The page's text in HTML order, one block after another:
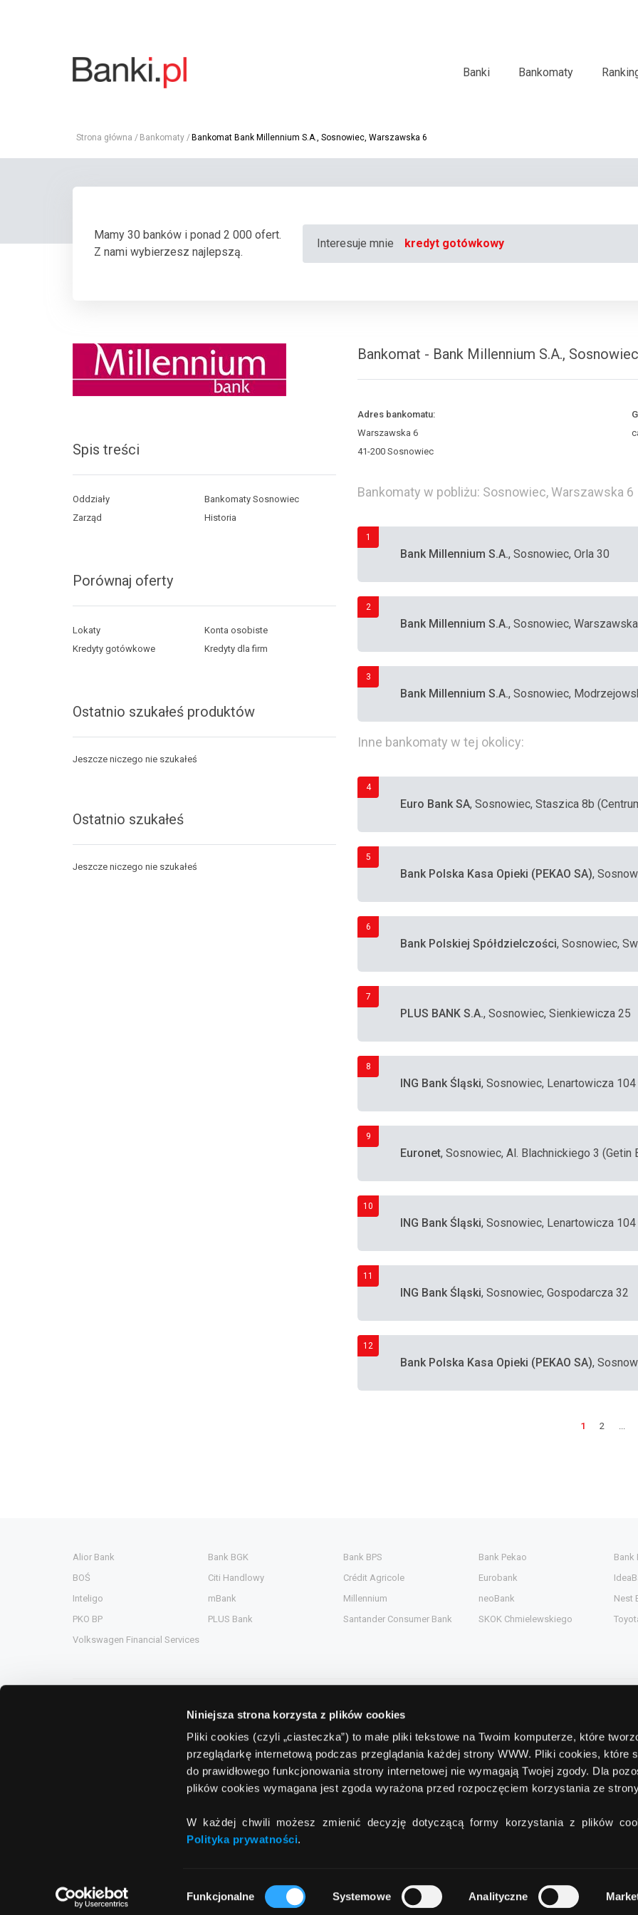
Niniejsza strona korzysta z plików cookies
Pliki cookies (czyli „ciasteczka”) to małe pliki tekstowe na Twoim komputerze, które
przeglądarkę internetową podczas przeglądania każdej strony WWW. Pliki cookies, które
do prawidłowego funkcjonowania strony internetowej nie wymagają Twojej zgody. Dla
plików cookies wymagana jest zgoda wyrażona przed rozpoczęciem korzystania ze
W każdej chwili możesz zmienić decyzję dotyczącą formy korzystania z plików
Polityka prywatności.
zgody
Funkcjonalne Systemowe Analityczne
Banki Bankomaty
Strona główna Bankomaty Bankomat Bank Millennium S.A., Sosnowiec, Warszawska 6
Mamy 30 banków i ponad 2 000 ofert.
Z nami wybierzesz najlepszą.
Interesuje mnie kredyt gotówkowy
Spis treści
Oddziały
Bankomaty Sosnowiec
Zarząd
Historia
Porównaj oferty
Lokaty
Konta osobiste
Kredyty gotówkowe
Kredyty dla firm
Ostatnio szukałeś produktów
Jeszcze niczego nie szukałeś
Ostatnio szukałeś
Jeszcze niczego nie szukałeś
Bankomat - Bank Millennium S.A.,
Adres bankomatu:
Warszawska 6
41-200 Sosnowiec
Bankomaty w pobliżu: Sosnowiec, Warszawska 6
1
Bank Millennium S.A., Sosnowiec, Orla 30
2
Bank Millennium S.A., Sosnowiec,
3
Bank Millennium S.A., Sosnowiec,
Inne bankomaty w tej okolicy:
4
Euro Bank SA, Sosnowiec, Staszica 8b
5
Bank Polska Kasa Opieki (PEKAO SA),
6
Bank Polskiej Spółdzielczości, Sosnowiec,
7
PLUS BANK S.A., Sosnowiec, Sienkiewicza 25
8
ING Bank Śląski, Sosnowiec, Lenartowicza 104
9
Euronet, Sosnowiec, Al. Blachnickiego 3 (Getin
10
ING Bank Śląski, Sosnowiec, Lenartowicza 104
11
ING Bank Śląski, Sosnowiec, Gospodarcza 32
12
Bank Polska Kasa Opieki (PEKAO SA),
1 2 ...
Alior Bank Bank BGK Bank BPS Bank Pekao Bank
BOŚ
Citi Handlowy Crédit Agricole Eurobank
Inteligo
mBank Millennium neoBank Nest
PKO BP
PLUS Bank Santander Consumer Bank SKOK Chmielewskiego
Volkswagen Financial Services
ComperiaAgent.pl
ComperiaLead.pl
Comperia.pl S.A.
ul. Konstruktorska 13
(wejście C)
tel./fax:+48 22 642 91 19
© 2011 - 2026